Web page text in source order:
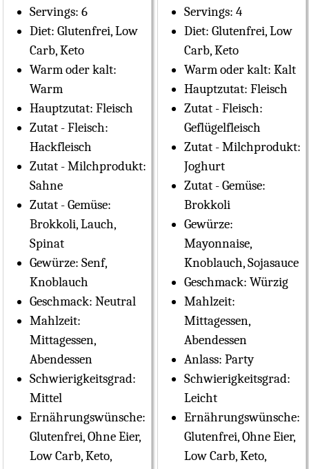
Servings: 6
Diet: Glutenfrei, Low
Carb, Keto
Warm oder kalt:
Warm
Hauptzutat: Fleisch
Zutat - Fleisch:
Hackfleisch
Zutat - Milchprodukt:
Sahne
Zutat - Gemüse:
Brokkoli, Lauch,
Spinat
Gewürze: Senf,
Knoblauch
Geschmack: Neutral
Mahlzeit:
Mittagessen,
Abendessen
Schwierigkeitsgrad:
Mittel
Ernährungswünsche:
Glutenfrei, Ohne Eier,
Low Carb, Keto,
Servings: 4
Diet: Glutenfrei, Low
Carb, Keto
Warm oder kalt: Kalt
Hauptzutat: Fleisch
Zutat - Fleisch:
Geflügelfleisch
Zutat - Milchprodukt:
Joghurt
Zutat - Gemüse:
Brokkoli
Gewürze:
Mayonnaise,
Knoblauch, Sojasauce
Geschmack: Würzig
Mahlzeit:
Mittagessen,
Abendessen
Anlass: Party
Schwierigkeitsgrad:
Leicht
Ernährungswünsche:
Glutenfrei, Ohne Eier,
Low Carb, Keto,